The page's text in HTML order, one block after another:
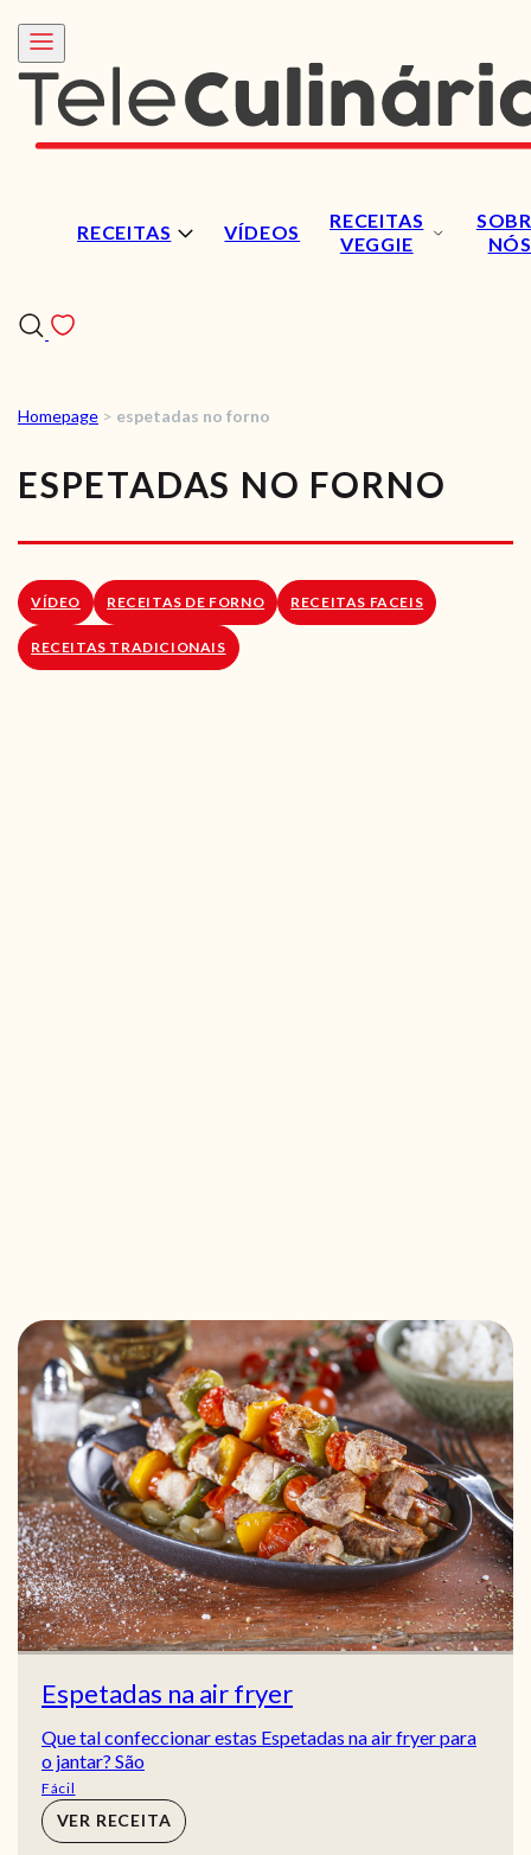
RECEITAS VÍDEOS
RECEITAS
VEGGIE
NÓS
RECEITAS
VÍDEOS
RECEITAS VEGGIE
SOBRE NÓS
LOJA ONLINE
Homepage > espetadas no forno
ESPETADAS NO FORNO
VÍDEO RECEITAS DE FORNO RECEITAS FACEIS
RECEITAS TRADICIONAIS
Espetadas na air fryer
Que tal confeccionar estas Espetadas na air fryer para
o jantar? São
Fácil
VER RECEITA